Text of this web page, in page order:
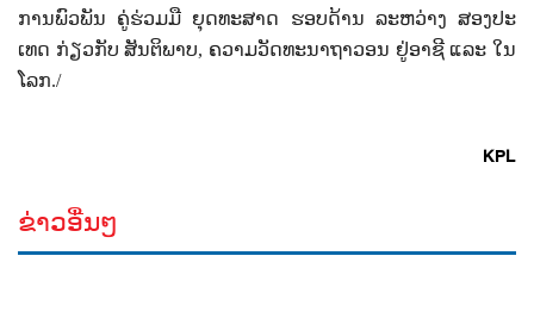
ການ​ພົວ​ພັນ​ ຄູ່​ຮ່ວມ​ມື ​ຍຸດ​ທະ​ສາດ
ຮອບ​ດ້ານ ​ລະ​ຫວ່າງ​ ສອງ​ປະ​
ເທດ​ ກ່ຽວ​ກັບ ​ສັນ​ຕິ​ພາບ, ຄວາມວັດ​ທະ​ນາ​ຖາ​ວອນ ຢູ່​ອາ​ຊີ ແລະ ໃນ​
ໂລກ./
KPL
ຂ່າວອື່ນໆ